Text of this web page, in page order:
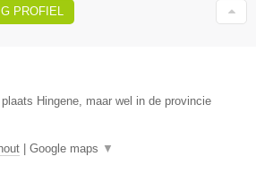
PROFIEL
Hingene, maar wel in de provincie
Google maps ▼